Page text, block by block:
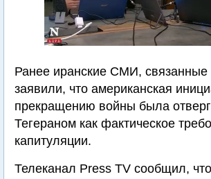
Ранее иранские СМИ,
заявили, что американская
прекращению войны была
Тегераном как фактическое
капитуляции.
Телеканал Press TV сообщил,